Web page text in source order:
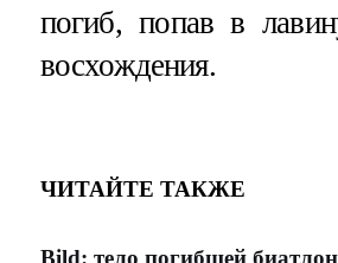
погиб, попав в
восхождения.
ЧИТАЙТЕ ТАКЖЕ
Bild: тело погибшей